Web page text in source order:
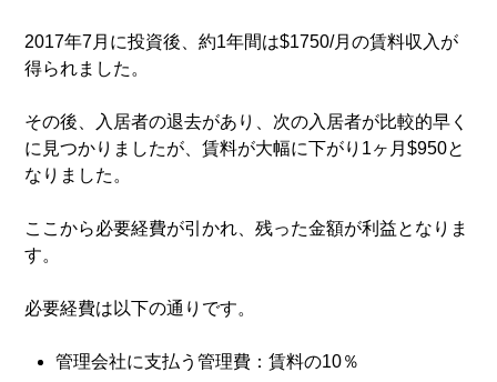
2017年7月に投資後、約1年間は$1750/月の賃料収入が
得られました。
その後、入居者の退去があり、次の入居者が比較的早く
に見つかりましたが、賃料が大幅に下がり1ヶ月$950と
なりました。
ここから必要経費が引かれ、残った金額が利益となりま
す。
必要経費は以下の通りです。
管理会社に支払う管理費：賃料の10％